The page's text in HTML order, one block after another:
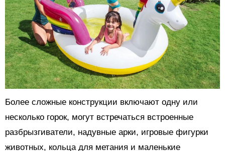
Более сложные конструкции включают одну или
несколько горок, могут встречаться встроенные
разбрызгиватели, надувные арки, игровые фигурки
животных, кольца для метания и маленькие